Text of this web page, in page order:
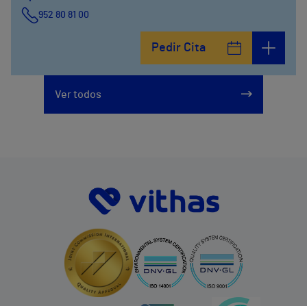
952 80 81 00
Pedir Cita
Ver todos